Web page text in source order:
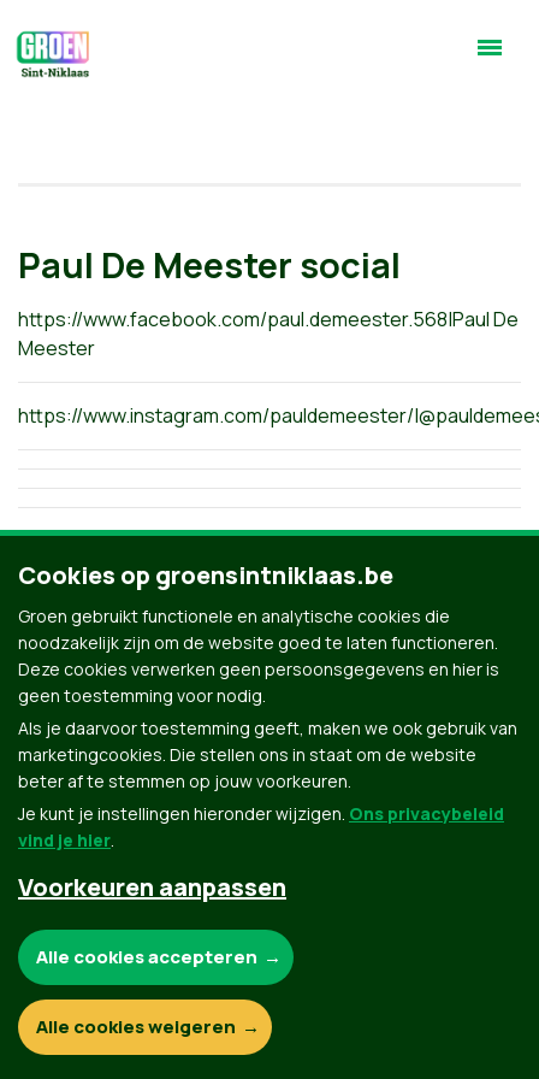
Paul De Meester social
https://www.facebook.com/paul.demeester.568|Paul De
Meester
https://www.instagram.com/pauldemeester/
mailto:pauldemeester@telenet.be|
Groen.be
© Copyright Groen 2026 | Gemaakt metNationBuilder
Contact
Cookies op groensintniklaas.be
Groen gebruikt functionele en analytische cookies die
noodzakelijk zijn om de website goed te laten functioneren.
Deze cookies verwerken geen persoonsgegevens en hier is
geen toestemming voor nodig.
Als je daarvoor toestemming geeft, maken we ook gebruik van
marketingcookies. Die stellen ons in staat om de website
beter af te stemmen op jouw voorkeuren.
Je kunt je instellingen hieronder wijzigen. Ons privacybeleid
vind je hier.
Voorkeuren aanpassen
Functionele en analytische cookies:
Alle cookies accepteren
Alle cookies weigeren